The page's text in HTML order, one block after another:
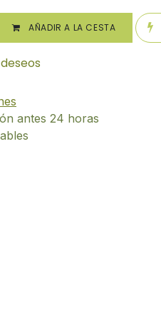
AÑADIR A LA CESTA
antes 24 horas